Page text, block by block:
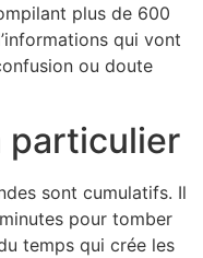
plus de 600
qui vont
ou doute
particulier
sont cumulatifs. Il
pour tomber
temps qui crée les